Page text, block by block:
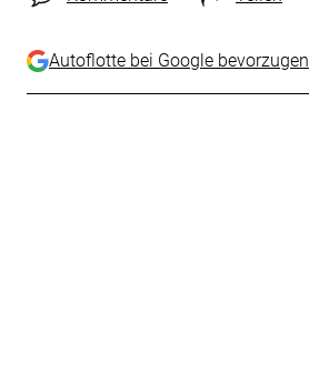
Autoflotte bei Google bevorzugen